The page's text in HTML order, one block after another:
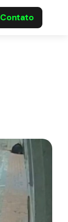
Contato